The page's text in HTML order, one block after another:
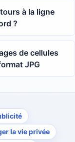
à la ligne
?
de cellules
JPG
la vie privée